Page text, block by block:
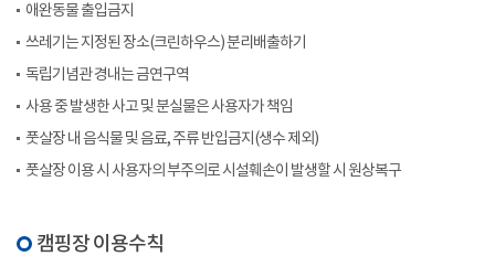
애완동물 출입금지
쓰레기는 지정된 장소(크린하우스) 분리배출하기
독립기념관 경내는 금연구역
사용 중 발생한 사고 및 분실물은 사용자가 책임
풋살장 내 음식물 및 음료, 주류 반입금지(생수 제외)
풋살장 이용 시 사용자의 부주의로 시설훼손이 발생할 시 원상복구
캠핑장 이용수칙